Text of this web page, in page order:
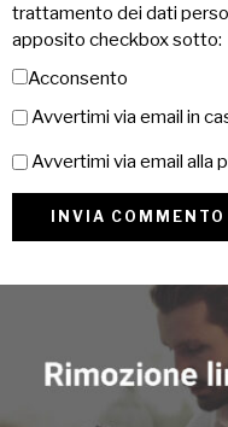
trattamento dei dati
apposito checkbox sotto:
Acconsento
Avvertimi via email in
Avvertimi via email alla